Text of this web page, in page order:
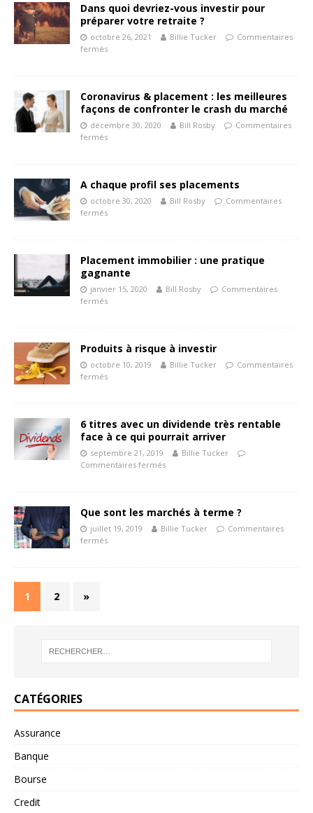
Dans quoi devriez-vous investir pour
préparer votre retraite ?
octobre 26, 2021 Billie Tucker
Commentaires
fermés
Coronavirus & placement : les meilleures
façons de confronter le crash du marché
décembre 30, 2020 Bill Rosby
Commentaires
fermés
A chaque profil ses placements
octobre 30, 2020 Bill Rosby
Commentaires
fermés
Placement immobilier : une pratique
gagnante
janvier 15, 2020 Bill Rosby
Commentaires
fermés
Produits à risque à investir
octobre 10, 2019 Billie Tucker
Commentaires
fermés
6 titres avec un dividende très rentable
face à ce qui pourrait arriver
septembre 21, 2019
Billie Tucker
Commentaires fermés
Que sont les marchés à terme ?
juillet 19, 2019 Billie Tucker
Commentaires
fermés
1 2 »
CATÉGORIES
Assurance
Banque
Bourse
Credit